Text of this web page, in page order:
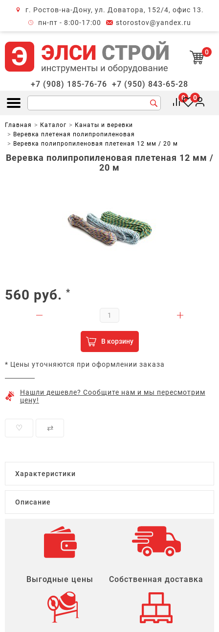
г. Ростов-на-Дону, ул. Доватора, 152/4, офис 13.
пн-пт - 8:00-17:00
storostov@yandex.ru
0
+7 (908) 185-76-76 +7 (950) 843-65-28
Открыть меню
0 0
Главная Каталог
Канаты и веревки
Веревка плетеная полипропиленовая
Веревка полипропиленовая плетеная 12 мм / 20 м
Веревка полипропиленовая плетеная 12 мм /
20 м
560 руб. *
В корзину
* Цены уточняются при оформлении заказа
Нашли дешевле? Сообщите нам и мы пересмотрим
цену!
♡ ⇄
Характеристики
Описание
Выгодные цены Собственная доставка